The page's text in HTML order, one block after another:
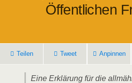
Öffent­li­chen
Tei­len Tweet Anpin­nen
Eine Erklä­rung für die